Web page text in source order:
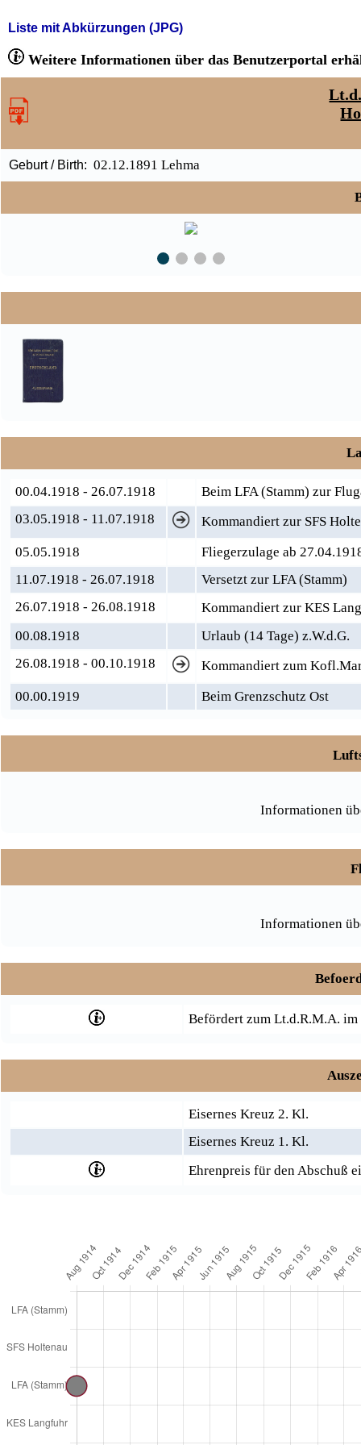
Liste mit Abkürzungen (JPG)
Weitere Informationen über das Benutzerportal
Geburt / Birth: 02.12.1891 Lehma
00.04.1918 - 26.07.1918
Beim LFA (Stamm) zur
03.05.1918 - 11.07.1918
Kommandiert zur SFS
05.05.1918
Fliegerzulage ab
11.07.1918 - 26.07.1918
Versetzt zur LFA (Stamm)
26.07.1918 - 26.08.1918
Kommandiert zur KES
00.08.1918
Urlaub (14 Tage) z.W.d.G.
26.08.1918 - 00.10.1918
Kommandiert zum
00.00.1919
Beim Grenzschutz Ost
Informationen
Informationen
Befördert zum Lt.d.R.M.A.
Eisernes Kreuz 2. Kl.
Eisernes Kreuz 1. Kl.
Ehrenpreis für den Abschuß